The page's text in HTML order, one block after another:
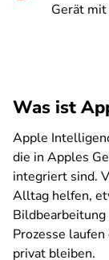
Gerät
Was ist
Apple
die in Apples
integriert sind.
Alltag helfen,
Prozesse
privat bleiben.